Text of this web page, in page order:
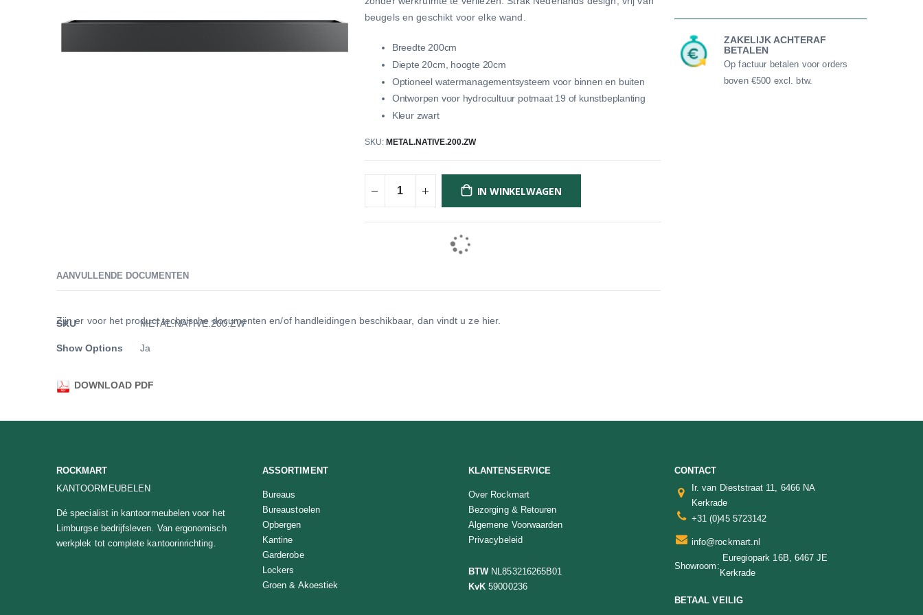
het
begin
de
beugels en geschikt voor elke wand.
Breedte 200cm
Diepte 20cm, hoogte 20cm
Optioneel watermanagementsysteem voor binnen en buiten
Ontworpen voor hydrocultuur potmaat 19 of kunstbeplanting
Kleur zwart
SKU METAL.NATIVE.200.ZW
IN WINKELWAGEN
Meer
SKU METAL.NATIVE.200.ZW
Show Options Ja
AANVULLENDE DOCUMENTEN
Zijn er voor het product technische documenten en/of handleidingen beschikbaar, dan vindt u ze hier.
DOWNLOAD PDF
ZAKELIJK ACHTERAF
BETALEN
Op factuur betalen voor orders
boven €500 excl. btw.
ROCKMART
KANTOORMEUBELEN
Dé specialist in kantoormeubelen voor het
Limburgse bedrijfsleven. Van ergonomisch
werkplek tot complete kantoorinrichting.
ASSORTIMENT
Bureaus
Bureaustoelen
Opbergen
Kantine
Garderobe
Lockers
Groen & Akoestiek
KLANTENSERVICE
Over Rockmart
Bezorging & Retouren
Algemene Voorwaarden
Privacybeleid
BTWNL853216265B01
KvK 59000236
CONTACT
Ir. van Dieststraat 11, 6466 NA
Kerkrade
+31 (0)45 5723142
info@rockmart.nl
Showroom:
Euregiopark 16B, 6467 JE
Kerkrade
BETAAL VEILIG